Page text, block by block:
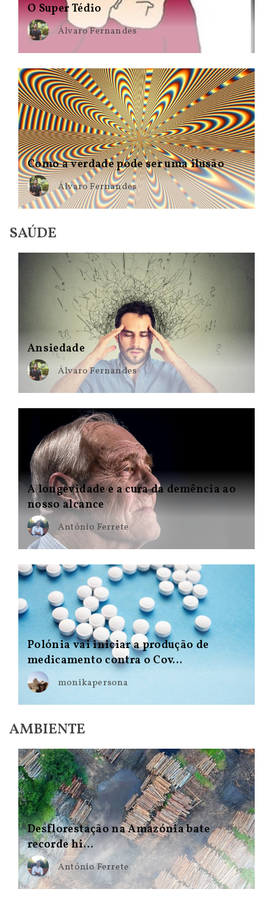
O Super Tédio
Álvaro Fernandes
Como a verdade pode ser uma ilusão
Álvaro Fernandes
SAÚDE
Ansiedade
Álvaro Fernandes
A longevidade e a cura da demência ao
nosso alcance
António Ferrete
Polónia vai iniciar a produção de
medicamento contra o Cov…
monikapersona
AMBIENTE
Desflorestação na Amazónia bate
recorde hi…
António Ferrete